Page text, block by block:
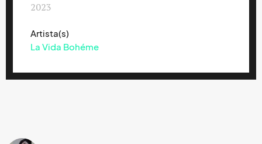
2023
Artista(s)
La Vida Bohéme